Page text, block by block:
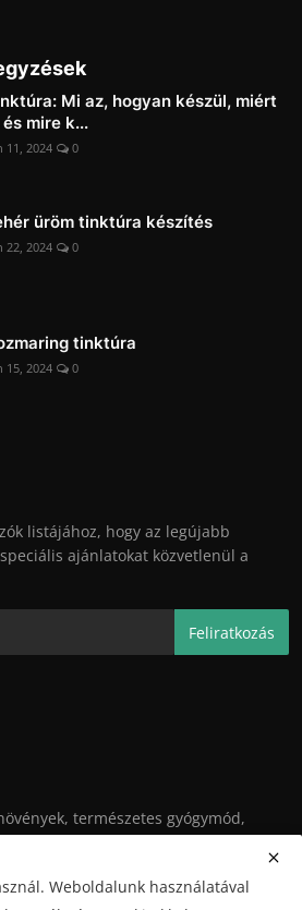
Mi az, hogyan készül, miért
mire k...
11, 2024 0
üröm tinktúra készítés
22, 2024 0
tinktúra
15, 2024 0
listájához, hogy az legújabb
ajánlatokat közvetlenül a
Feliratkozás
természetes gyógymód,
fogyókúra, betegségek,
Weboldalunk használatával